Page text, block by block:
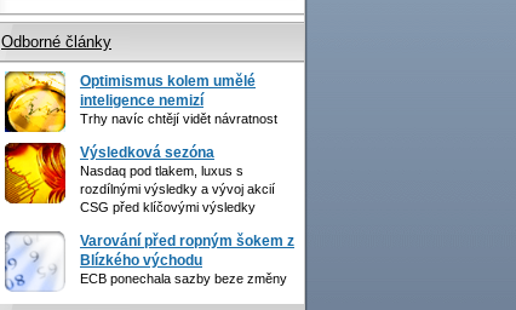
Odborné články
Optimismus kolem umělé
inteligence nemizí
Trhy navíc chtějí vidět návratnost
Výsledková sezóna
Nasdaq pod tlakem, luxus s
rozdílnými výsledky a vývoj akcií
CSG před klíčovými výsledky
Varování před ropným šokem z
Blízkého východu
ECB ponechala sazby beze změny